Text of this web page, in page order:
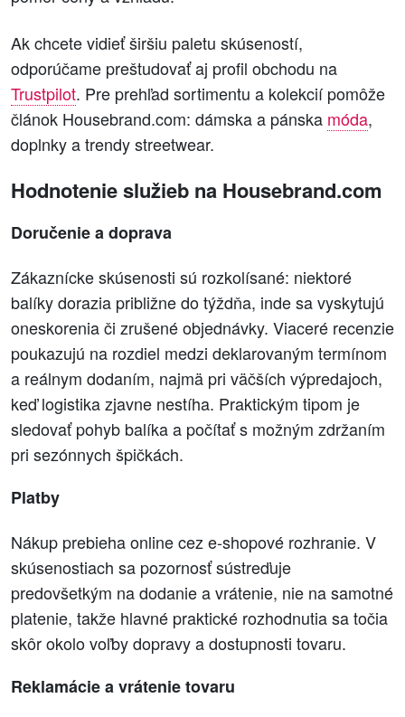
Ak chcete vidieť širšiu paletu skúseností,
odporúčame preštudovať aj profil obchodu na
Trustpilot. Pre prehľad sortimentu a kolekcií pomôže
článok Housebrand.com: dámska a pánska móda,
doplnky a trendy streetwear.
Hodnotenie služieb na Housebrand.com
Doručenie a doprava
Zákaznícke skúsenosti sú rozkolísané: niektoré
balíky dorazia približne do týždňa, inde sa vyskytujú
oneskorenia či zrušené objednávky. Viaceré recenzie
poukazujú na rozdiel medzi deklarovaným termínom
a reálnym dodaním, najmä pri väčších výpredajoch,
keď logistika zjavne nestíha. Praktickým tipom je
sledovať pohyb balíka a počítať s možným zdržaním
pri sezónnych špičkách.
Platby
Nákup prebieha online cez e-shopové rozhranie. V
skúsenostiach sa pozornosť sústreďuje
predovšetkým na dodanie a vrátenie, nie na samotné
platenie, takže hlavné praktické rozhodnutia sa točia
skôr okolo voľby dopravy a dostupnosti tovaru.
Reklamácie a vrátenie tovaru